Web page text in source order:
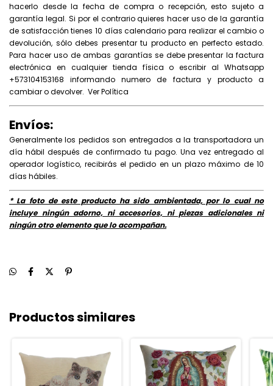
hacerlo desde la fecha de compra o recepción, esto sujeto a
garantía legal. Si por el contrario quieres hacer uso de la garantía
de satisfacción tienes 10 días calendario para realizar el cambio o
devolución, sólo debes presentar tu producto en perfecto estado.
Para hacer uso de ambas garantías se debe presentar la factura
electrónica en cualquier tienda física o escribir al Whatsapp
+573104153168 informando numero de factura y producto a
cambiar o devolver. Ver Política
Envíos:
Generalmente los pedidos son entregados a la transportadora un
día hábil después de confirmado tu pago. Una vez entregado al
operador logístico, recibirás el pedido en un plazo máximo de 10
días hábiles.
* La foto de este producto ha sido ambientada, por lo cual no
incluye ningún adorno, ni accesorios, ni piezas adicionales ni
ningún otro elemento que lo acompañan.
Productos similares